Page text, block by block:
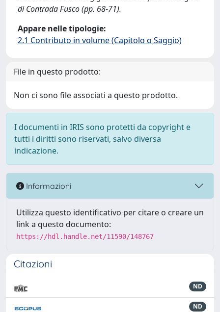
di Contrada Fusco (pp. 68-71).
Appare nelle tipologie:
2.1 Contributo in volume (Capitolo o Saggio)
File in questo prodotto:
Non ci sono file associati a questo prodotto.
I documenti in IRIS sono protetti da copyright e
tutti i diritti sono riservati, salvo diversa
indicazione.
Informazioni
Utilizza questo identificativo per citare o creare un
link a questo documento:
https://hdl.handle.net/11590/148767
Citazioni
ND
ND